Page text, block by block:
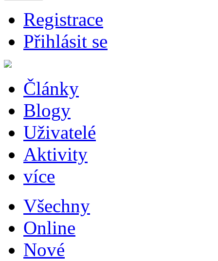
Registrace
Přihlásit se
Články
Blogy
Uživatelé
Aktivity
více
Všechny
Online
Nové